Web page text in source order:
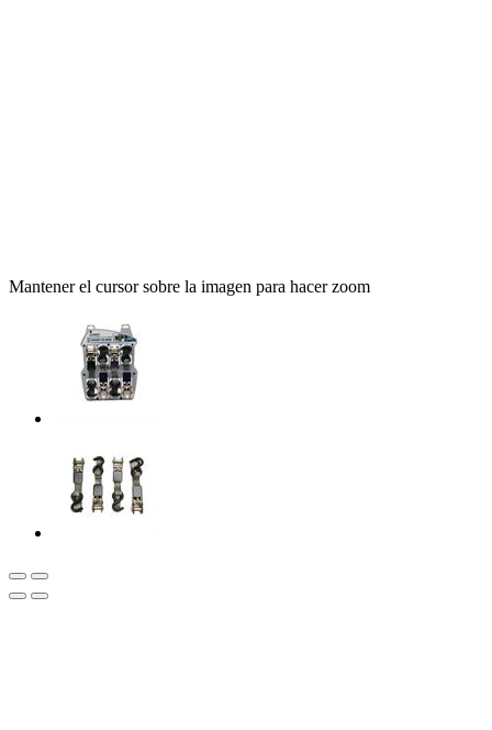
Mantener el cursor sobre la imagen para hacer zoom